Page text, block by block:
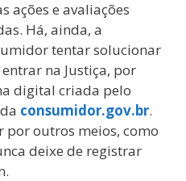
ações e avaliações
Há, ainda, a
tentar solucionar
na Justiça, por
digital criada pelo
consumidor.gov.br.
por outros meios, como
deixe de registrar